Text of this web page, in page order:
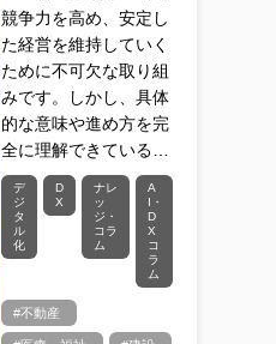
競争力を高め、安定し
た経営を維持していく
ために不可欠な取り組
みです。しかし、具体
的な意味や進め方を完
全に理解できている…
デ
ジ
タ
ル
化
D
X
ナレ
ッ
ジ・
コラ
ム
A
I・
D
X
コ
ラ
ム
#不動産